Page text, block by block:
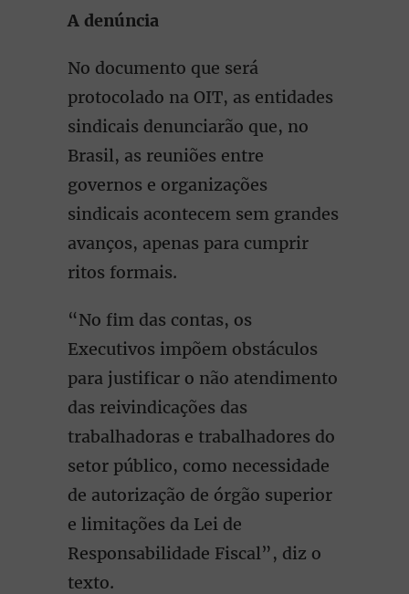
A denúncia
No documento que será
protocolado na OIT, as entidades
sindicais denunciarão que, no
Brasil, as reuniões entre
governos e organizações
sindicais acontecem sem grandes
avanços, apenas para cumprir
ritos formais.
“No fim das contas, os
Executivos impõem obstáculos
para justificar o não atendimento
das reivindicações das
trabalhadoras e trabalhadores do
setor público, como necessidade
de autorização de órgão superior
e limitações da Lei de
Responsabilidade Fiscal”, diz o
texto.